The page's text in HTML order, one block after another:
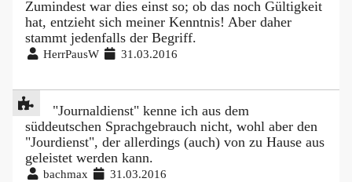
Zumindest war dies einst so; ob das noch Gültigkeit
hat, entzieht sich meiner Kenntnis! Aber daher
stammt jedenfalls der Begriff.
HerrPausW 31.03.2016
"Journaldienst" kenne ich aus dem
süddeutschen Sprachgebrauch nicht, wohl aber den
"Jourdienst", der allerdings (auch) von zu Hause aus
geleistet werden kann.
bachmax 31.03.2016